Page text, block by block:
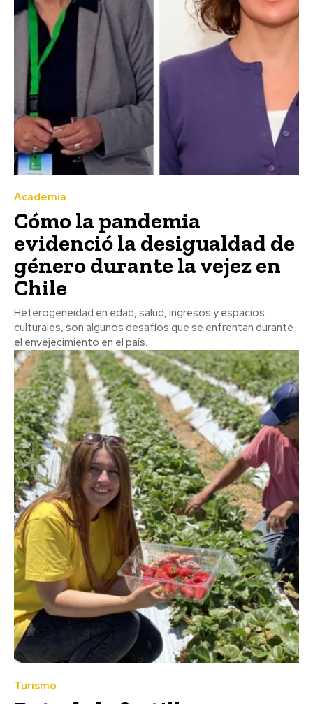
Academia
Cómo la pandemia
evidenció la desigualdad de
género durante la vejez en
Chile
Heterogeneidad en edad, salud, ingresos y espacios
culturales, son algunos desafíos que se enfrentan durante
el envejecimiento en el país.
Turismo